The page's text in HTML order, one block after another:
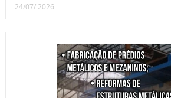
24/07/ 2026